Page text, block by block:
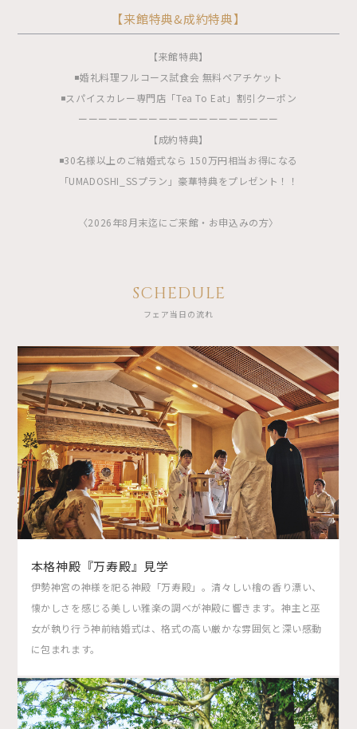
【来館特典&成約特典】
【来館特典】
◾️婚礼料理フルコース試食会 無料ペアチケット
◾️スパイスカレー専門店「Tea To Eat」割引クーポン
ーーーーーーーーーーーーーーーーーーーー
【成約特典】
◾️30名様以上のご結婚式なら 150万円相当お得になる
「UMADOSHI_SSプラン」豪華特典をプレゼント！！
〈2026年8月末迄にご来館・お申込みの方〉
SCHEDULE
フェア当日の流れ
本格神殿『万寿殿』見学
伊勢神宮の神様を祀る神殿「万寿殿」。清々しい檜の香り漂い、
懐かしさを感じる美しい雅楽の調べが神殿に響きます。神主と巫
女が執り行う神前結婚式は、格式の高い厳かな雰囲気と深い感動
に包まれます。